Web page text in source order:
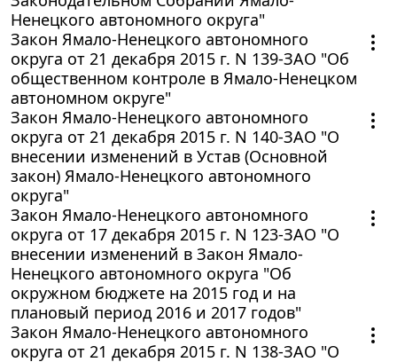
Ненецкого автономного округа"
Закон Ямало-Ненецкого автономного
округа от 21 декабря 2015 г. N 139-ЗАО "Об
общественном контроле в Ямало-Ненецком
автономном округе"
Закон Ямало-Ненецкого автономного
округа от 21 декабря 2015 г. N 140-ЗАО "О
внесении изменений в Устав (Основной
закон) Ямало-Ненецкого автономного
округа"
Закон Ямало-Ненецкого автономного
округа от 17 декабря 2015 г. N 123-ЗАО "О
внесении изменений в Закон Ямало-
Ненецкого автономного округа "Об
окружном бюджете на 2015 год и на
плановый период 2016 и 2017 годов"
Закон Ямало-Ненецкого автономного
округа от 21 декабря 2015 г. N 138-ЗАО "О